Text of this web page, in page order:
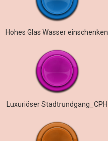
Hohes Glas Wasser einschenken
Luxuriöser Stadtrundgang_CPH